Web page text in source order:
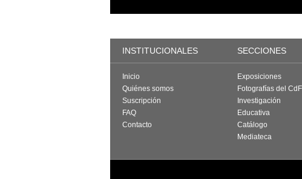
INSTITUCIONALES SECCIONES
Inicio
Quiénes somos
Suscripción
FAQ
Contacto
Exposiciones
Fotografías del CdF
Investigación
Educativa
Catálogo
Mediateca